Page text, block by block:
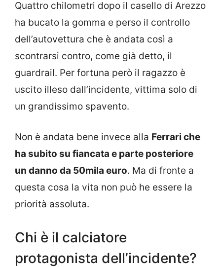
Quattro chilometri dopo il casello di Arezzo
ha bucato la gomma e perso il controllo
dell’autovettura che è andata così a
scontrarsi contro, come già detto, il
guardrail. Per fortuna però il ragazzo è
uscito illeso dall’incidente, vittima solo di
un grandissimo spavento.
Non è andata bene invece alla Ferrari che
ha subito su fiancata e parte posteriore
un danno da 50mila euro. Ma di fronte a
questa cosa la vita non può he essere la
priorità assoluta.
Chi è il calciatore
protagonista dell’incidente?